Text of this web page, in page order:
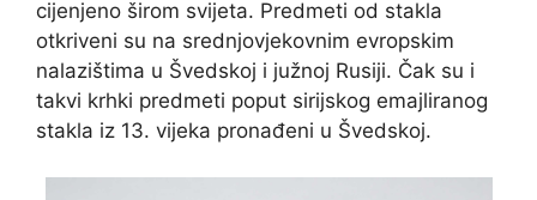
cijenjeno širom svijeta. Predmeti od stakla
otkriveni su na srednjovjekovnim evropskim
nalazištima u Švedskoj i južnoj Rusiji. Čak su i
takvi krhki predmeti poput sirijskog emajliranog
stakla iz 13. vijeka pronađeni u Švedskoj.